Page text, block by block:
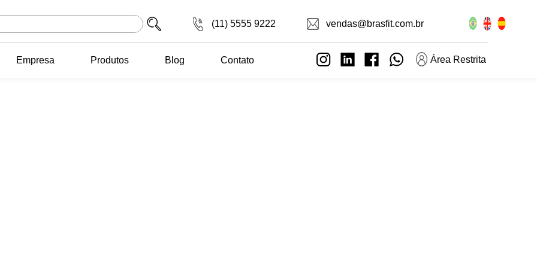
(11) 5555 9222 vendas@brasfit.com.br
Empresa Produtos Blog Contato Área Restrita